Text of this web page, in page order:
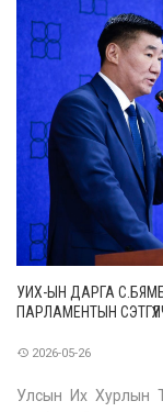
УИХ-ЫН ДАРГА
ПАРЛАМЕНТЫН
2026-05-26
Улсын Их Хурлын